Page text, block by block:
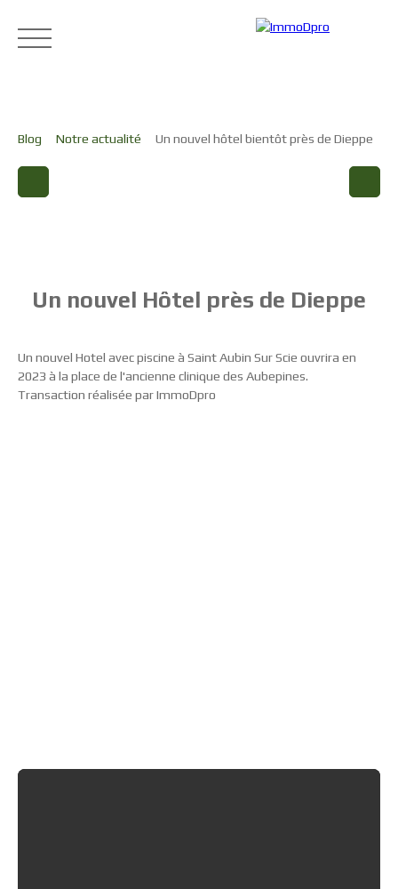
Accueil
Blog Notre actualité Un nouvel hôtel bientôt près de Dieppe
Un nouvel Hôtel près de Dieppe
Un nouvel Hotel avec piscine à Saint Aubin Sur Scie ouvrira en
2023 à la place de l'ancienne clinique des Aubepines.
Transaction réalisée par ImmoDpro